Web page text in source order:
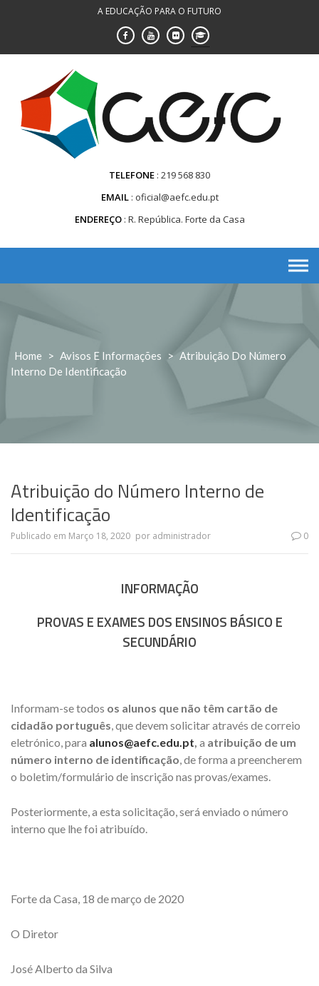
A EDUCAÇÃO PARA O FUTURO
TELEFONE 219 568 830
EMAIL oficial@aefc.edu.pt
ENDEREÇO R. República. Forte da Casa
Home > Avisos E Informações > Atribuição Do Número
Interno De Identificação
Atribuição do Número Interno de
Identificação
Publicado em Março 18, 2020 por administrador 0
INFORMAÇÃO
PROVAS E EXAMES DOS ENSINOS BÁSICO E
SECUNDÁRIO
Informam-se todos os alunos que não têm cartão de
cidadão português, que devem solicitar através de correio
eletrónico, para alunos@aefc.edu.pt, a atribuição de um
número interno de identificação, de forma a preencherem
o boletim/formulário de inscrição nas provas/exames.
Posteriormente, a esta solicitação, será enviado o número
interno que lhe foi atribuído.
Forte da Casa, 18 de março de 2020
O Diretor
José Alberto da Silva